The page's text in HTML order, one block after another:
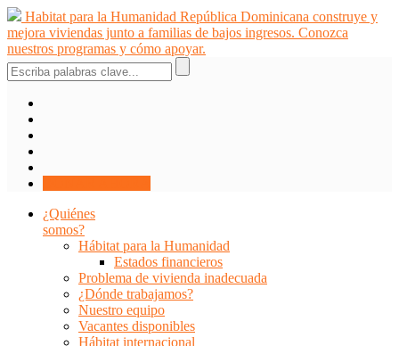
Saltar
al
contenido
Habitat para la Humanidad República Dominicana construye y
mejora viviendas junto a familias de bajos ingresos. Conozca
nuestros programas y cómo apoyar.
¿Quiénes
somos?
Hábitat para la Humanidad
Estados financieros
Problema de vivienda inadecuada
¿Dónde trabajamos?
Nuestro equipo
Vacantes disponibles
Hábitat internacional